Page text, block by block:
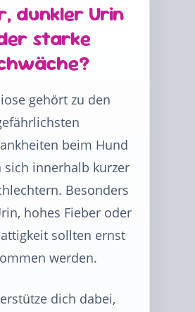
dunkler Urin
starke
gehört zu den
beim Hund
sich innerhalb kurzer
Besonders
hohes Fieber oder
sollten ernst
werden.
dich dabei,